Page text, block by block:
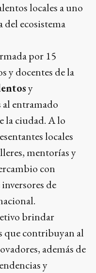
locales a uno
del ecosistema
por 15
y docentes de la
y
entramado
la ciudad. A lo
locales
mentorías y
con
de
brindar
que contribuyan al
además de
y